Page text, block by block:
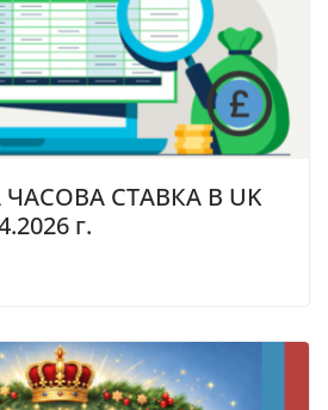
СТАВКА В UK
г.